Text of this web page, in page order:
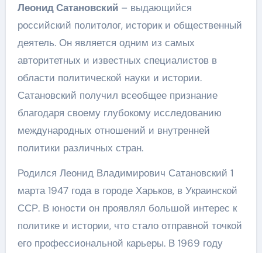
Леонид Сатановский– выдающийся
российский политолог, историк и общественный
деятель. Он является одним из самых
авторитетных и известных специалистов в
области политической науки и истории.
Сатановский получил всеобщее признание
благодаря своему глубокому исследованию
международных отношений и внутренней
политики различных стран.
Родился Леонид Владимирович Сатановский 1
марта 1947 года в городе Харьков, в Украинской
ССР. В юности он проявлял большой интерес к
политике и истории, что стало отправной точкой
его профессиональной карьеры. В 1969 году